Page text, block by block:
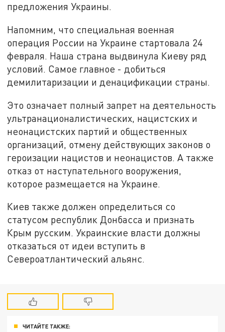
предложения Украины.
Напомним, что специальная военная
операция России на Украине стартовала 24
февраля. Наша страна выдвинула Киеву ряд
условий. Самое главное - добиться
демилитаризации и денацификации страны.
Это означает полный запрет на деятельность
ультранационалистических, нацистских и
неонацистских партий и общественных
организаций, отмену действующих законов о
героизации нацистов и неонацистов. А также
отказ от наступательного вооружения,
которое размещается на Украине.
Киев также должен определиться со
статусом республик Донбасса и признать
Крым русским. Украинские власти должны
отказаться от идеи вступить в
Североатлантический альянс.
ЧИТАЙТЕ ТАКЖЕ: